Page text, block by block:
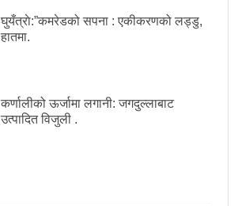
घुयँत्राे:”कमरेडको सपना : एकीकरणको लड्डु,
हातमा.
कर्णालीको ऊर्जामा लगानी: जगदुल्लाबाट
उत्पादित विजुली .